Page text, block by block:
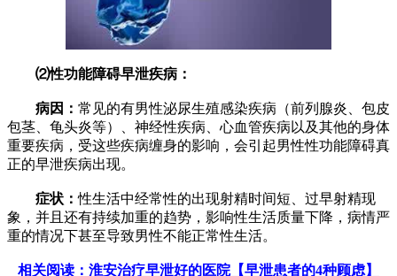
⑵性功能障碍早泄疾病：
病因： 常见的有男性泌尿生殖感染疾病（前列腺炎、包皮
包茎、龟头炎等）、神经性疾病、心血管疾病以及其他的身体
重要疾病，受这些疾病缠身的影响，会引起男性性功能障碍真
正的早泄疾病出现。
症状：性生活中经常性的出现射精时间短、过早射精现
象，并且还有持续加重的趋势，影响性生活质量下降，病情严
重的情况下甚至导致男性不能正常性生活。
相关阅读： 淮安治疗早泄好的医院【早泄患者的4种顾虑】